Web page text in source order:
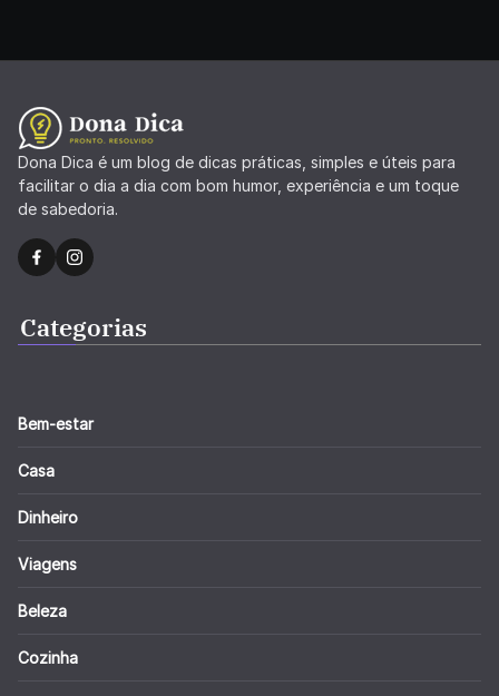
Dona Dica é um blog de dicas práticas, simples e úteis para
facilitar o dia a dia com bom humor, experiência e um toque
de sabedoria.
Categorias
Bem-estar
Casa
Dinheiro
Viagens
Beleza
Cozinha